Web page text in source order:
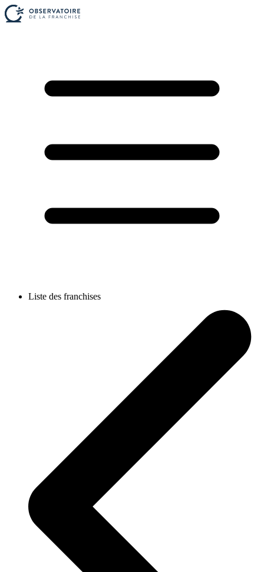
Liste des franchises